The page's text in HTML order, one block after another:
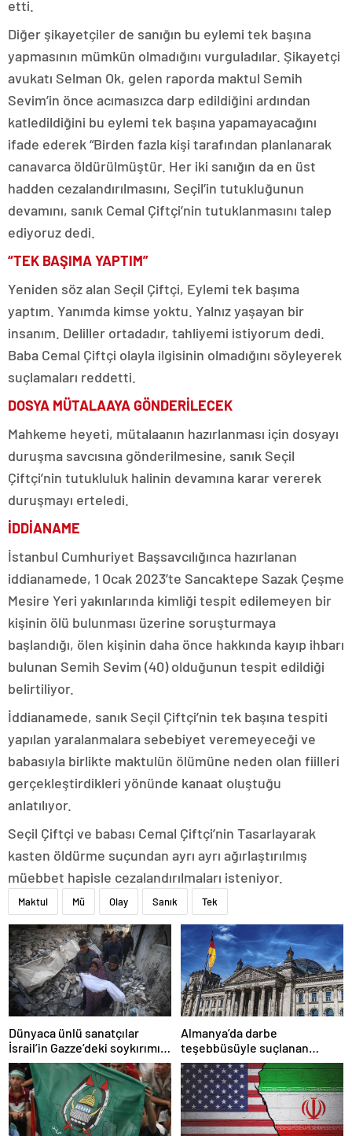
etti.
Diğer şikayetçiler de sanığın bu eylemi tek başına
yapmasının mümkün olmadığını vurguladılar. Şikayetçi
avukatı Selman Ok, gelen raporda maktul Semih
Sevim’in önce acımasızca darp edildiğini ardından
katledildiğini bu eylemi tek başına yapamayacağını
ifade ederek “Birden fazla kişi tarafından planlanarak
canavarca öldürülmüştür. Her iki sanığın da en üst
hadden cezalandırılmasını, Seçil’in tutukluğunun
devamını, sanık Cemal Çiftçi’nin tutuklanmasını talep
ediyoruz dedi.
“TEK BAŞIMA YAPTIM”
Yeniden söz alan Seçil Çiftçi, Eylemi tek başıma
yaptım. Yanımda kimse yoktu. Yalnız yaşayan bir
insanım. Deliller ortadadır, tahliyemi istiyorum dedi.
Baba Cemal Çiftçi olayla ilgisinin olmadığını söyleyerek
suçlamaları reddetti.
DOSYA MÜTALAAYA GÖNDERİLECEK
Mahkeme heyeti, mütalaanın hazırlanması için dosyayı
duruşma savcısına gönderilmesine, sanık Seçil
Çiftçi’nin tutukluluk halinin devamına karar vererek
duruşmayı erteledi.
İDDİANAME
İstanbul Cumhuriyet Başsavcılığınca hazırlanan
iddianamede, 1 Ocak 2023’te Sancaktepe Sazak Çeşme
Mesire Yeri yakınlarında kimliği tespit edilemeyen bir
kişinin ölü bulunması üzerine soruşturmaya
başlandığı, ölen kişinin daha önce hakkında kayıp ihbarı
bulunan Semih Sevim (40) olduğunun tespit edildiği
belirtiliyor.
İddianamede, sanık Seçil Çiftçi’nin tek başına tespiti
yapılan yaralanmalara sebebiyet veremeyeceği ve
babasıyla birlikte maktulün ölümüne neden olan fiilleri
gerçekleştirdikleri yönünde kanaat oluştuğu
anlatılıyor.
Seçil Çiftçi ve babası Cemal Çiftçi’nin Tasarlayarak
kasten öldürme suçundan ayrı ayrı ağırlaştırılmış
müebbet hapisle cezalandırılmaları isteniyor.
Maktul Mü Olay Sanık Tek
Dünyaca ünlü sanatçılar
İsrail’in Gazze’deki soykırımını
kınadı
Almanya’da darbe
teşebbüsüyle suçlanan
örgüte ait dernek yasaklandı